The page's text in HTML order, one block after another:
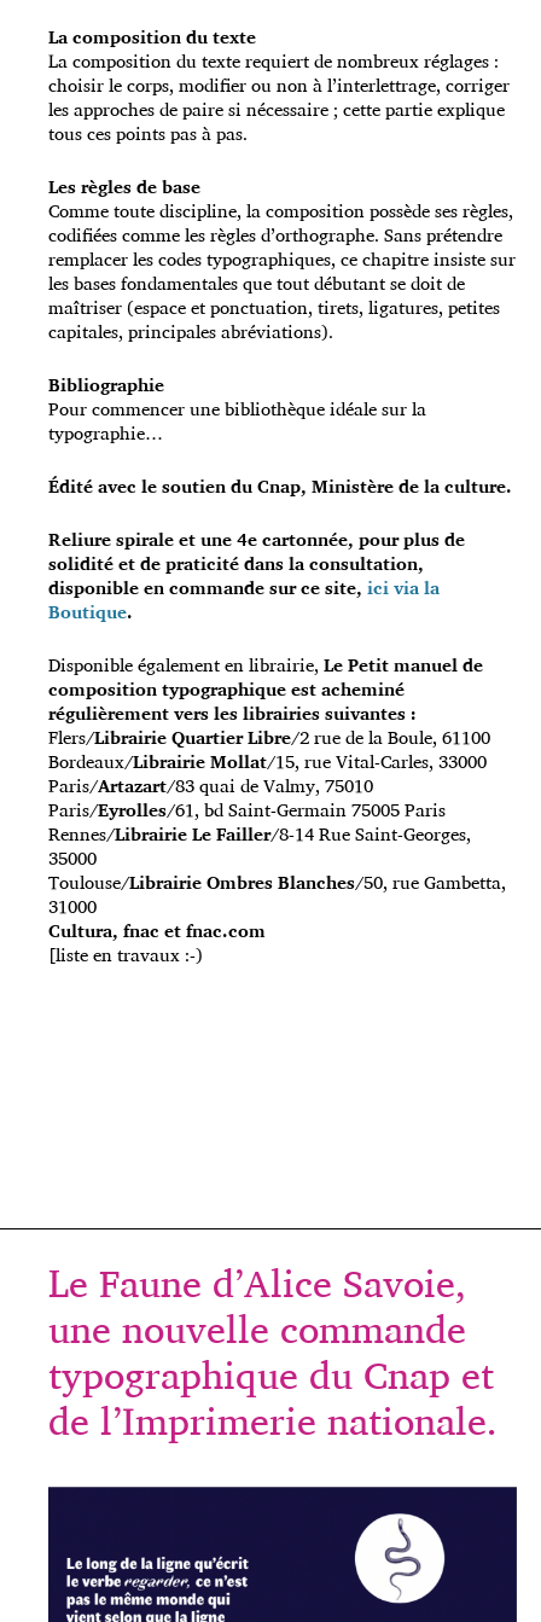
La composition du texte
La composition du texte requiert de nombreux réglages :
choisir le corps, modifier ou non à l’interlettrage, corriger
les approches de paire si nécessaire ; cette partie explique
tous ces points pas à pas.
Les règles de base
Comme toute discipline, la composition possède ses règles,
codifiées comme les règles d’orthographe. Sans prétendre
remplacer les codes typographiques, ce chapitre insiste sur
les bases fondamentales que tout débutant se doit de
maîtriser (espace et ponctuation, tirets, ligatures, petites
capitales, principales abréviations).
Bibliographie
Pour commencer une bibliothèque idéale sur la
typographie…
Édité avec le soutien du Cnap, Ministère de la culture.
Reliure spirale et une 4e cartonnée, pour plus de
solidité et de praticité dans la consultation,
disponible en commande sur ce site, icivia la
Boutique.
Disponible également en librairie, Le Petit manuel de
composition typographique est acheminé
régulièrement vers les librairies suivantes :
Flers/Librairie Quartier Libre/2 rue de la Boule, 61100
Bordeaux/Librairie Mollat/15, rue Vital-Carles, 33000
Paris/Artazart/83 quai de Valmy, 75010
Paris/Eyrolles/61, bd Saint-Germain 75005 Paris
Rennes/Librairie Le Failler/8-14 Rue Saint-Georges,
35000
Toulouse/Librairie Ombres Blanches/50, rue Gambetta,
31000
Cultura, fnac et fnac.com
[liste en travaux :-)
Le Faune d’Alice Savoie,
une nouvelle commande
typographique du Cnap et
de l’Imprimerie nationale.